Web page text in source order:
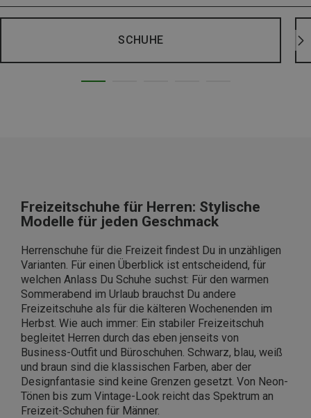
SCHUHE
Freizeitschuhe für Herren: Stylische
Modelle für jeden Geschmack
Herrenschuhe für die Freizeit findest Du in unzähligen
Varianten. Für einen Überblick ist entscheidend, für
welchen Anlass Du Schuhe suchst: Für den warmen
Sommerabend im Urlaub brauchst Du andere
Freizeitschuhe als für die kälteren Wochenenden im
Herbst. Wie auch immer: Ein stabiler Freizeitschuh
begleitet Herren durch das eben jenseits von
Business-Outfit und Büroschuhen. Schwarz, blau, weiß
und braun sind die klassischen Farben, aber der
Designfantasie sind keine Grenzen gesetzt. Von Neon-
Tönen bis zum Vintage-Look reicht das Spektrum an
Freizeit-Schuhen für Männer.